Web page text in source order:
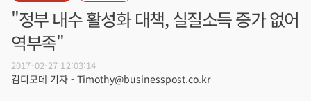
"정부 내수 활성화 대책, 실질소득 증가 없어
역부족"
2017-02-27 12:03:14
김디모데 기자 - Timothy@businesspost.co.kr